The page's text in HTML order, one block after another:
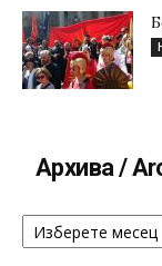
Архива /
Архива